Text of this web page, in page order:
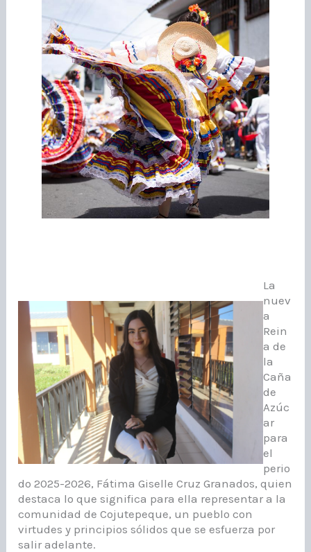
La
nuev
a
Rein
a de
la
Caña
de
Azúc
ar
para
el
perio
do 2025-2026, Fátima Giselle Cruz Granados, quien
destaca lo que significa para ella representar a la
comunidad de Cojutepeque, un pueblo con
virtudes y principios sólidos que se esfuerza por
salir adelante.